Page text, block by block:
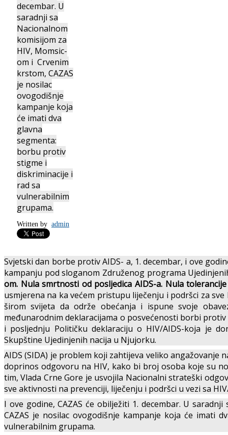
decembar. U
saradnji sa
Nacionalnom
komisijom za
HIV, Momsic-
om i Crvenim
krstom, CAZAS
je nosilac
ovogodišnje
kampanje koja
će imati dva
glavna
segmenta:
borbu protiv
stigme i
diskriminacije i
rad sa
vulnerabilnim
grupama.
Written by admin
Svjetski dan borbe protiv AIDS- a, 1. decembar, i ove
kampanju pod sloganom Združenog programa
om. Nula smrtnosti od posljedica AIDS-a. Nula
usmjerena na ka većem pristupu liječenju i podršci za
širom svijeta da održe obećanja i ispune svoje
međunarodnim deklaracijama o posvećenosti borbi
i posljednju Političku deklaraciju o HIV/AIDS-koja je
Skupštine Ujedinjenih nacija u Njujorku.
AIDS (SIDA) je problem koji zahtijeva veliko angažovanje
doprinos odgovoru na HIV, kako bi broj osoba koje su
tim, Vlada Crne Gore je usvojila Nacionalni strateški
sve aktivnosti na prevenciji, liječenju i podršci u vezi sa
I ove godine, CAZAS će obilježiti 1. decembar. U
CAZAS je nosilac ovogodišnje kampanje koja će imati
vulnerabilnim grupama.